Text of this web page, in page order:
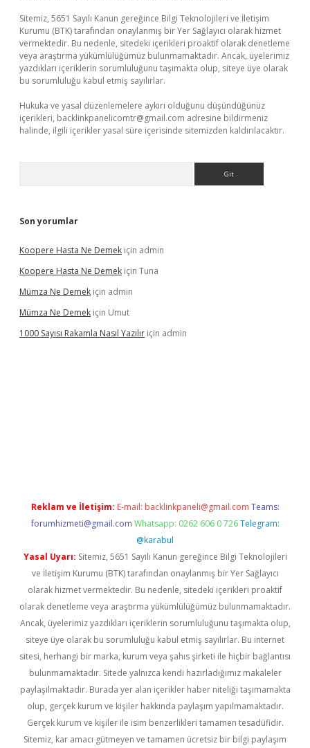
Sitemiz, 5651 Sayılı Kanun gereğince Bilgi Teknolojileri ve İletişim
Kurumu (BTK) tarafından onaylanmış bir Yer Sağlayıcı olarak hizmet
vermektedir. Bu nedenle, sitedeki içerikleri proaktif olarak denetleme
veya araştırma yükümlülüğümüz bulunmamaktadır. Ancak, üyelerimiz
yazdıkları içeriklerin sorumluluğunu taşımakta olup, siteye üye olarak
bu sorumluluğu kabul etmiş sayılırlar.
Hukuka ve yasal düzenlemelere aykırı olduğunu düşündüğünüz
içerikleri, backlinkpanelicomtr@gmail.com adresine bildirmeniz
halinde, ilgili içerikler yasal süre içerisinde sitemizden kaldırılacaktır.
Son yorumlar
Koopere Hasta Ne Demek için admin
Koopere Hasta Ne Demek için Tuna
Mümza Ne Demek için admin
Mümza Ne Demek için Umut
1000 Sayısı Rakamla Nasıl Yazılır için admin
Reklam ve İletişim: E-mail: backlinkpaneli@gmail.com Teams:
forumhizmeti@gmail.com Whatsapp: 0262 606 0 726 Telegram:
@karabul
Yasal Uyarı: Sitemiz, 5651 Sayılı Kanun gereğince Bilgi Teknolojileri
ve İletişim Kurumu (BTK) tarafından onaylanmış bir Yer Sağlayıcı
olarak hizmet vermektedir. Bu nedenle, sitedeki içerikleri proaktif
olarak denetleme veya araştırma yükümlülüğümüz bulunmamaktadır.
Ancak, üyelerimiz yazdıkları içeriklerin sorumluluğunu taşımakta olup,
siteye üye olarak bu sorumluluğu kabul etmiş sayılırlar. Bu internet
sitesi, herhangi bir marka, kurum veya şahıs şirketi ile hiçbir bağlantısı
bulunmamaktadır. Sitede yalnızca kendi hazırladığımız makaleler
paylaşılmaktadır. Burada yer alan içerikler haber niteliği taşımamakta
olup, gerçek kurum ve kişiler hakkında paylaşım yapılmamaktadır.
Gerçek kurum ve kişiler ile isim benzerlikleri tamamen tesadüfidir.
Sitemiz, kar amacı gütmeyen ve tamamen ücretsiz bir bilgi paylaşım